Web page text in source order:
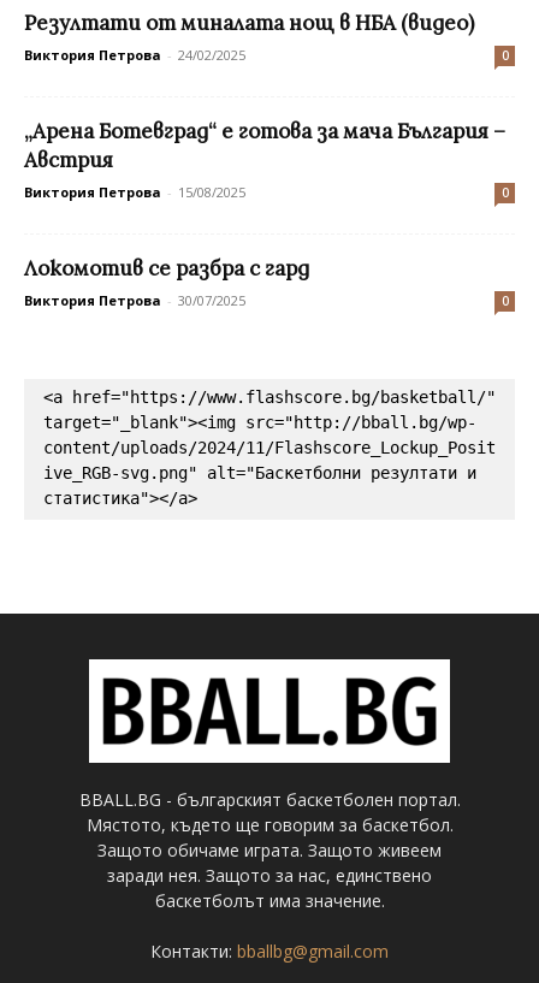
Резултати от миналата нощ в НБА (видео)
Виктория Петрова - 24/02/2025 0
„Арена Ботевград“ е готова за мача България –
Австрия
Виктория Петрова - 15/08/2025 0
Локомотив се разбра с гард
Виктория Петрова - 30/07/2025 0
<a href="https://www.flashscore.bg/basketball/"
target="_blank"><img src="http://bball.bg/wp-
content/uploads/2024/11/Flashscore_Lockup_Posit
ive_RGB-svg.png" alt="Баскетболни резултати и
статистика"></a>
BBALL.BG - българският баскетболен портал.
Мястото, където ще говорим за баскетбол.
Защото обичаме играта. Защото живеем
заради нея. Защото за нас, единствено
баскетболът има значение.
Контакти: bballbg@gmail.com